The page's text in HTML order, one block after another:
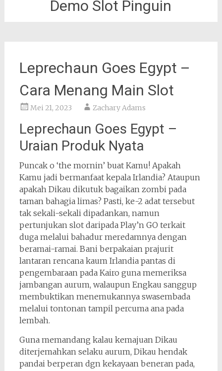
Demo Slot Pinguin
Leprechaun Goes Egypt –
Cara Menang Main Slot
Mei 21, 2023 Zachary Adams
Leprechaun Goes Egypt –
Uraian Produk Nyata
Puncak o ‘the mornin’ buat Kamu! Apakah
Kamu jadi bermanfaat kepala Irlandia? Ataupun
apakah Dikau dikutuk bagaikan zombi pada
taman bahagia limas? Pasti, ke-2 adat tersebut
tak sekali-sekali dipadankan, namun
pertunjukan slot daripada Play’n GO terkait
duga melalui bahadur meredamnya dengan
beramai-ramai. Bani berpakaian prajurit
lantaran rencana kaum Irlandia pantas di
pengembaraan pada Kairo guna memeriksa
jambangan aurum, walaupun Engkau sanggup
membuktikan menemukannya swasembada
melalui tontonan tampil percuma ana pada
lembah.
Guna memandang kalau kemajuan Dikau
diterjemahkan selaku aurum, Dikau hendak
pandai berperan dgn kekayaan beneran pada,